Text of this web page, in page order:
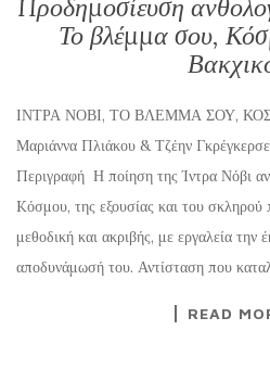
Το βλέμμα σου,
ΙΝΤΡΑ ΝΟΒΙ, ΤΟ ΒΛΕΜΜΑ ΣΟΥ,
Μαριάννα Πλιάκου & Τζέην
Περιγραφή Η ποίηση της Ίντρα Νόβι
Kόσμου, της εξουσίας και του σκληρού
μεθοδική και ακριβής, με εργαλεία την
αποδυνάμωσή του. Αντίσταση που
READ